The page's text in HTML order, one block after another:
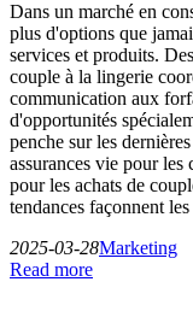
Dans un marché en
plus d'options que
services et produits.
couple à la lingerie
communication aux
d'opportunités
penche sur les
assurances vie pour les
pour les achats de
tendances façonnent
2025-03-28Marketing
Read more